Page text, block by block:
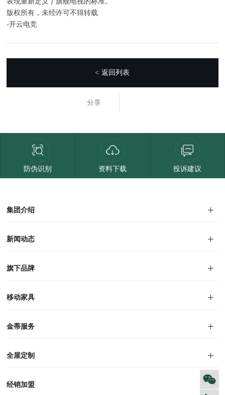
版权所有，未经许可不得转载
-开云电竞
< 返回列表
分享
防伪识别 资料下载 投诉建议
集团介绍
集团介绍
企业文化
人才招聘
商学院
VR全景展厅
董事长介绍
新闻动态
旗下品牌
品牌文化
移动家具
迪尚
西瑞
洛斯
里奥
洛卡
美舍
新古典
纯美
金蒂服务
售后服务
防伪识别
投诉建议
全屋定制
风格定制
空间定制
户型案例
材质展示
预约量尺
经销加盟